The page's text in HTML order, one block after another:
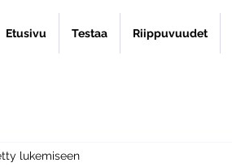
Etusivu Testaa Riippuvuudet
lukemiseen